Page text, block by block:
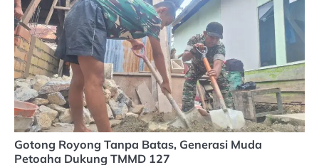
Gotong Royong Tanpa Batas, Generasi Muda
Petoaha Dukung TMMD 127